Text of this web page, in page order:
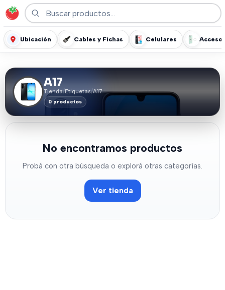
Ubicación Cables y Fichas Celulares
A17
Tienda/Etiquetas/A17
0 productos
No encontramos productos
Probá con otra búsqueda o explorá otras categorías.
Ver tienda